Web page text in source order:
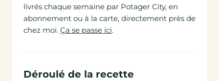
livrés chaque semaine par Potager City, en
abonnement ou à la carte, directement près de
chez moi. Ça se passe ici.
Déroulé de la recette